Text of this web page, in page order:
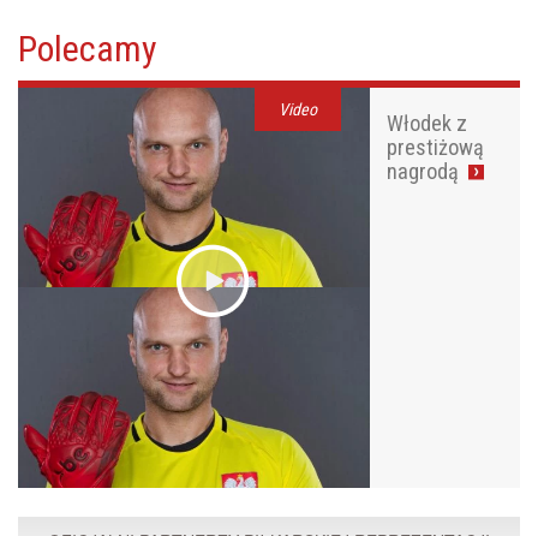
Polecamy
Video
Włodek z
prestiżową
nagrodą